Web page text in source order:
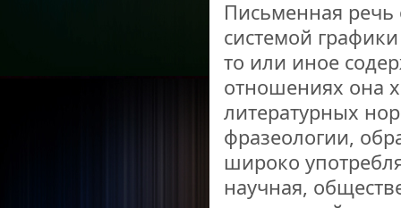
Письменная речь
системой
то или иное
отношениях она
литературных
фразеологии,
широко
научная,